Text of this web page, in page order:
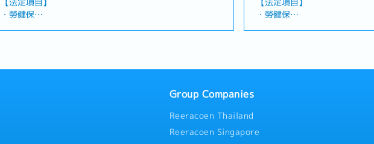
管理・針對品質異常進行原因分析、制定矯正措施及預防再
發方案・追蹤品質問題的處理進度，並確認對工程交期的影
響・與供應商、協力廠商及施工現場進行品質相關溝通與協
管理資料、檢驗紀錄及相關報告・定期向日本總公司報告專
【法定項目】
・勞健保
・年收約14個月，依業績而定 ※正職員工限定
・住宅津貼（常駐於客戶端的情況，公司會準備住處）
品質・依據設計規格與技術標
回報施工進度、課題與風險，
戶定期溝通並進行進度報告・
【法定項目】
・勞健保
・年收約14個月，依業績而
・住宅津貼（常駐於客戶端的
Group Companies
Reeracoen Thailand
Reeracoen Singapore